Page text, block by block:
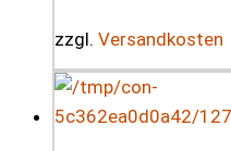
zzgl. Versandkosten